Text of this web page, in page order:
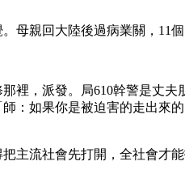
母親回大陸後過病業關，11個
，派發。局610幹警是丈夫
：如果你是被迫害的走出來
主流社會先打開，全社會才